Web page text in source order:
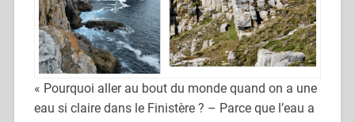
« Pourquoi aller au bout du monde quand on a une
eau si claire dans le Finistère ? – Parce que l’eau a